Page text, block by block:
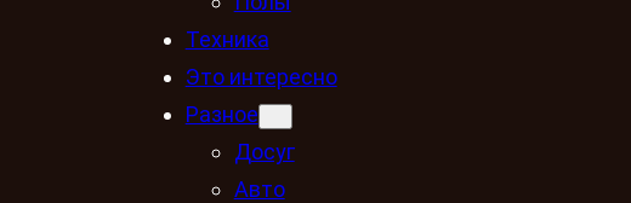
Техника
Это интересно
Разное
Досуг
Авто